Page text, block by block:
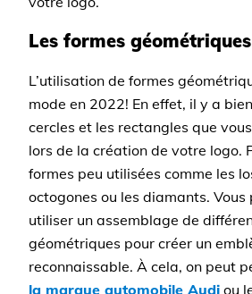
Les formes géométriques
L’utilisation de formes
mode en 2022! En effet, il y a
cercles et les rectangles que
lors de la création de votre logo.
formes peu utilisées comme les
octogones ou les diamants. Vous
utiliser un assemblage de
géométriques pour créer un
reconnaissable. À cela, on peut
la marque automobile Audi ou